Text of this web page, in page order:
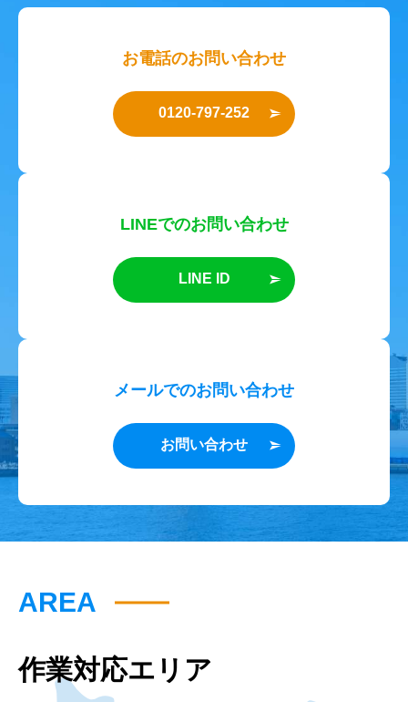
お電話のお問い合わせ
0120-797-252
LINEでのお問い合わせ
LINE ID
メールでのお問い合わせ
お問い合わせ
AREA
作業対応エリア